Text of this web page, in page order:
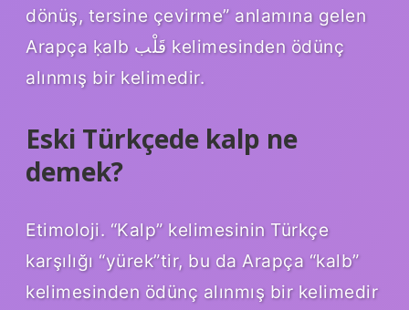
dönüş, tersine çevirme” anlamına gelen
Arapça ḳalb قَلْب kelimesinden ödünç
alınmış bir kelimedir.
Eski Türkçede kalp ne
demek?
Etimoloji. “Kalp” kelimesinin Türkçe
karşılığı “yürek”tir, bu da Arapça “kalb”
kelimesinden ödünç alınmış bir kelimedir